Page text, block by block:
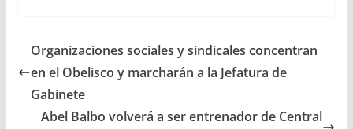
e
b
o
t
A
i
r
Organizaciones sociales y sindicales concentran
en el Obelisco y marcharán a la Jefatura de
Gabinete
Abel Balbo volverá a ser entrenador de Central